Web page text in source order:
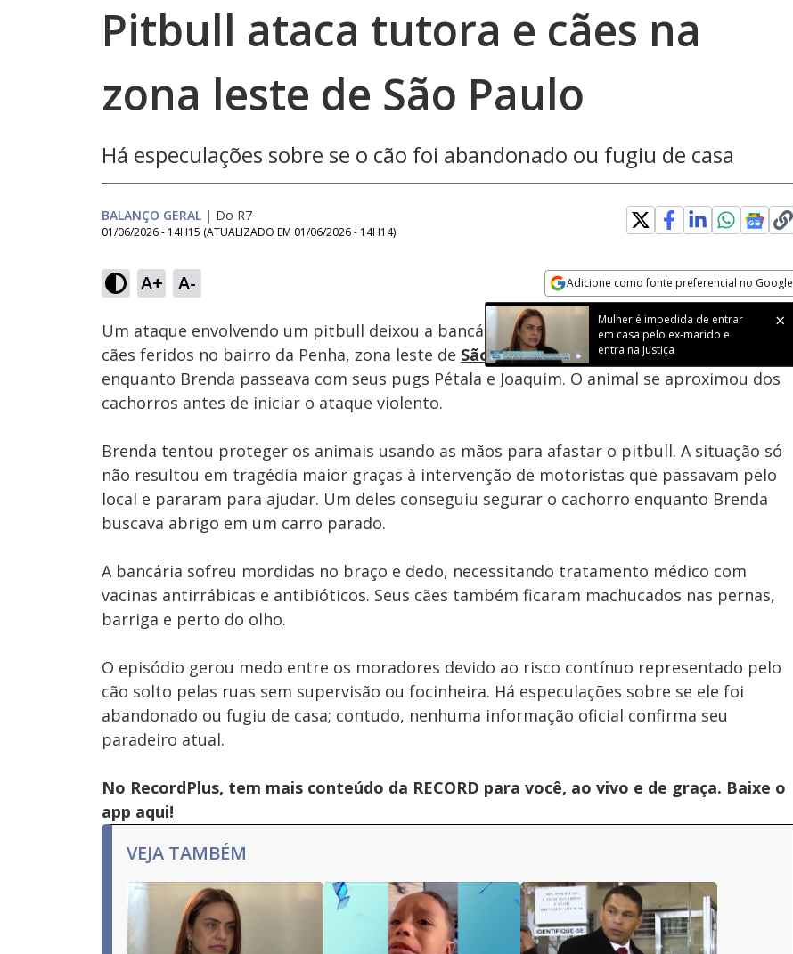
Pitbull ataca tutora e cães na
zona leste de São Paulo
Há especulações sobre se o cão foi abandonado ou fugiu de casa
BALANÇO GERAL | Do R7
01/06/2026 - 14H15 (ATUALIZADO EM 01/06/2026 - 14H14)
A+ A- Adicione como fonte preferencial no Google
Opens in new window
Mulher é impedida de entrar
em casa pelo ex-marido e
entra na Justiça
Ativar
Som
22.94%
Velocidade
Um ataque envolvendo um pitbull deixou a bancária Brenda Gandim Patricio e seus dois
cães feridos no bairro da Penha, zona leste de São Paulo. O incidente ocorreu à noite
enquanto Brenda passeava com seus pugs Pétala e Joaquim. O animal se aproximou dos
cachorros antes de iniciar o ataque violento.
Brenda tentou proteger os animais usando as mãos para afastar o pitbull. A situação só
não resultou em tragédia maior graças à intervenção de motoristas que passavam pelo
local e pararam para ajudar. Um deles conseguiu segurar o cachorro enquanto Brenda
buscava abrigo em um carro parado.
A bancária sofreu mordidas no braço e dedo, necessitando tratamento médico com
vacinas antirrábicas e antibióticos. Seus cães também ficaram machucados nas pernas,
barriga e perto do olho.
O episódio gerou medo entre os moradores devido ao risco contínuo representado pelo
cão solto pelas ruas sem supervisão ou focinheira. Há especulações sobre se ele foi
abandonado ou fugiu de casa; contudo, nenhuma informação oficial confirma seu
paradeiro atual.
No RecordPlus, tem mais conteúdo da RECORD para você, ao vivo e de graça. Baixe o
app aqui!
VEJA TAMBÉM